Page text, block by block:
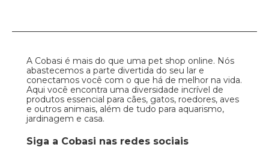
A Cobasi é mais do que uma pet shop online. Nós
abastecemos a parte divertida do seu lar e
conectamos você com o que há de melhor na vida.
Aqui você encontra uma diversidade incrível de
produtos essencial para cães, gatos, roedores, aves
e outros animais, além de tudo para aquarismo,
jardinagem e casa.
Siga a Cobasi nas redes sociais